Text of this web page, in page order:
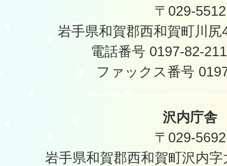
〒029-5512
岩手県和賀郡西和賀町川
電話番号 0197-82-
ファックス番号
沢内庁舎
〒029-5692
岩手県和賀郡西和賀町沢内